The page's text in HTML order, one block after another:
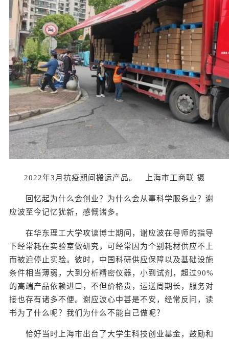
2022年3月抗疫期间搬运产品。 上海市工商联 摄
回忆起为什么会创业？为什么会从事科学服务业？谢
应波至今记忆犹新，感慨诸多。
在华东理工大学攻读博士期间，谢应波在导师的指导
下经常耗在实验室做研究，可经常因为个别耗材供应不上
而被迫停止实验。彼时，中国科研供应保障以及基础设施
条件相当薄弱，大到分析精密仪器，小到试剂，超过90%
的高端产品依赖进口，不但价格贵，运送周期长，服务对
接也存有诸多不便。谢应波心中甚是不安，经常反问，读
书为了什么呢？我们为什么不能自己做呢？
恰好当时上海市出台了大学生科技创业基金，鼓励和